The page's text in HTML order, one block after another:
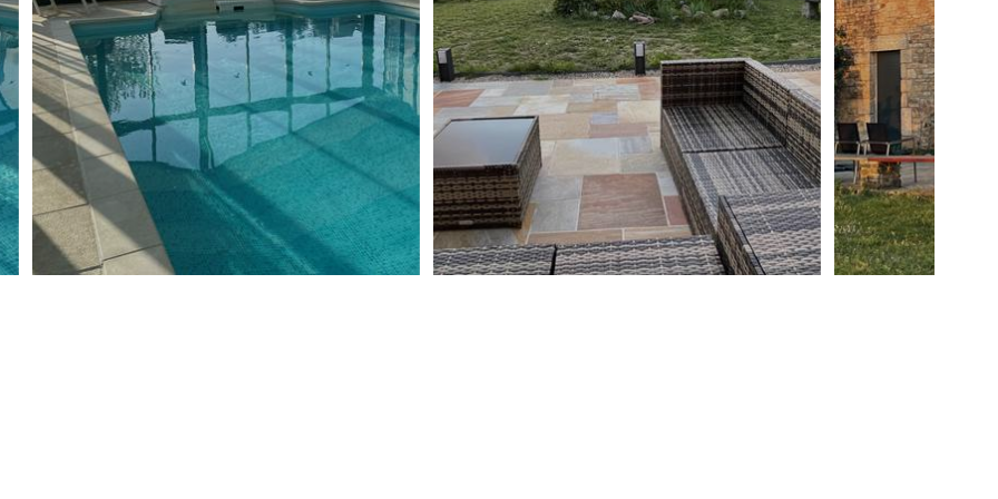
Im Obergeschoss befinden sich außerdem 2 Badezimmer (1
Badewanne, 1 Dusche) und 1 separate Toilette.
Das Haus ist als möblierte 3-Sterne-Touristenunterkunft
klassifiziert.